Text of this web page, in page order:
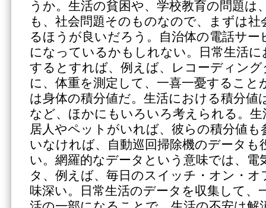
うか。生活の貧困や、学校教育の問題は
も、社会問題そのものなので、まずは
るほうが良いだろう。自治体の電話サ
になっているかもしれない。日常生活
するとすれば、例えば、レコーディン
に、体重を測定して、一喜一憂すること
は身体の積分値だ。生活における積分値
など、ほかにもいろいろ考えられる。
居人やペットがいれば、彼らの積分値
いなければ、自動巡回掃除機のデータも
い。網羅的なデータという意味では、電
タ、例えば、毎日のスイッチ・オン・オ
味深い。日常生活のデータを収集して、